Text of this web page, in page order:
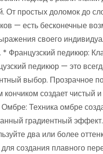
От простых доломок до
— есть бесконечные
своего
* Французский педикюр:
педикюр — это
выбор. Прозрачное
кончиком создает чистый
Техника омбре
градиентный эффект.
два или более
для создания плавного